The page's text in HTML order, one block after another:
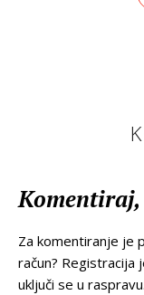
Za komentiranje je
račun?
uključi se u raspravu.